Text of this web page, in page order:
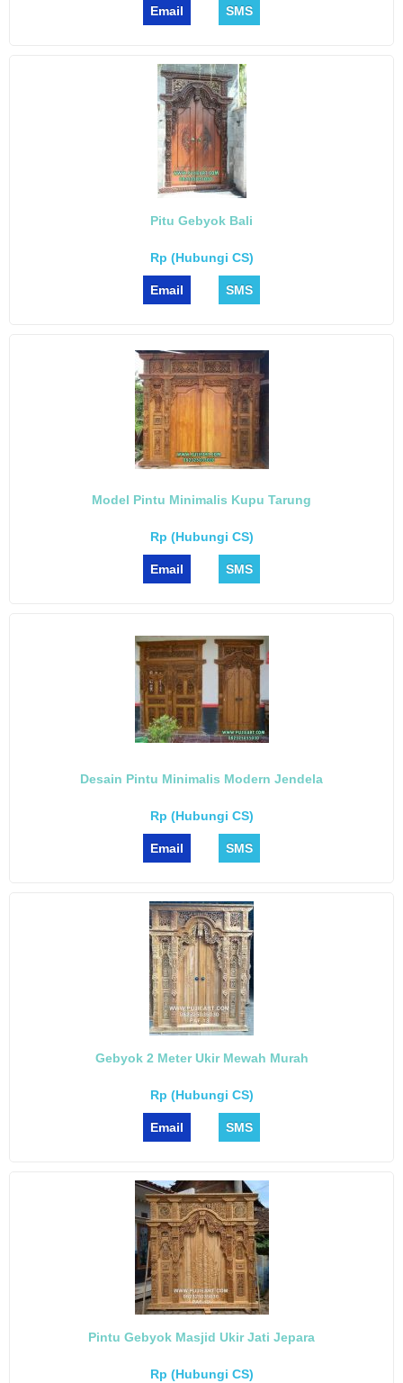
Email SMS
Pitu Gebyok Bali
Rp (Hubungi CS)
Email SMS
Model Pintu Minimalis Kupu Tarung
Rp (Hubungi CS)
Email SMS
Desain Pintu Minimalis Modern Jendela
Rp (Hubungi CS)
Email SMS
Gebyok 2 Meter Ukir Mewah Murah
Rp (Hubungi CS)
Email SMS
Pintu Gebyok Masjid Ukir Jati Jepara
Rp (Hubungi CS)